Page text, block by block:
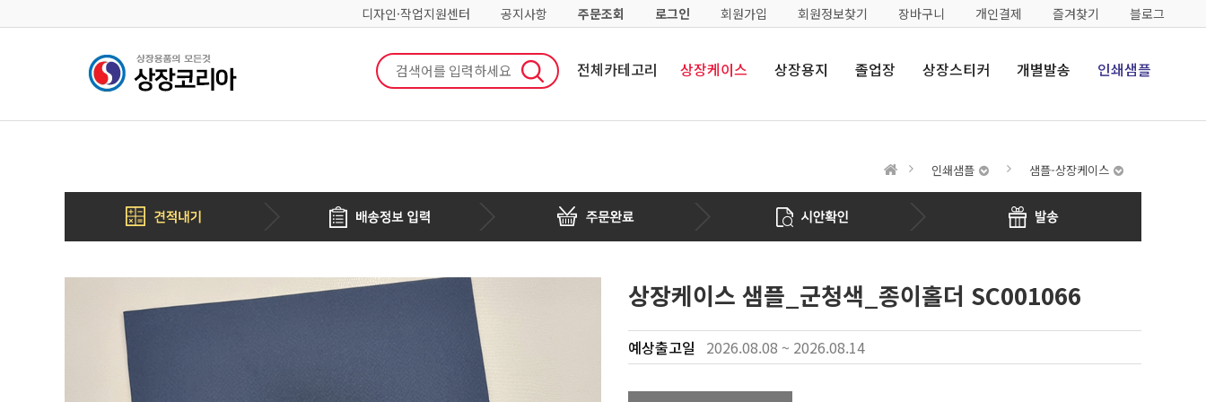
디자인·작업지원센터 공지사항 주문조회 로그인 회원가입 회원정보찾기 장바구니 개인결제 즐겨찾기 블로그
검색 전체카테고리 상장케이스 상장용지 졸업장 상장스티커 개별발송 인쇄샘플
인쇄샘플 샘플-상장케이스
상장케이스 샘플_군청색_종이홀더 SC001066
예상출고일 2026.08.08 ~ 2026.08.14